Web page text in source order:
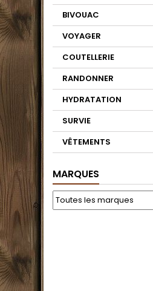
BIVOUAC
VOYAGER
COUTELLERIE
RANDONNER
HYDRATATION
SURVIE
VÊTEMENTS
MARQUES